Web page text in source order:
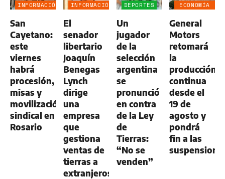
INFORMACIÓN
San
Cayetano:
este
viernes
habrá
procesión,
misas y
movilización
sindical en
Rosario
INFORMACIÓN
El
senador
libertario
Joaquín
Benegas
Lynch
dirige
una
empresa
que
gestiona
ventas de
tierras a
extranjeros
DEPORTES
Un
jugador
de la
selección
argentina
se
pronunció
en contra
de la Ley
de
Tierras:
“No se
venden”
ECONOMÍA
AGRO
General
Motors
retomará
la
producción
continua
desde el
19 de
agosto y
pondrá
fin a las